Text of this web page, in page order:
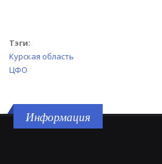
Тэги:
Курская область
ЦФО
Информация